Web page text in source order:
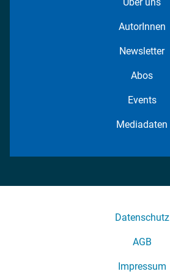
AutorInnen
Newsletter
Abos
Events
Mediadaten
Datenschutz
AGB
Impressum